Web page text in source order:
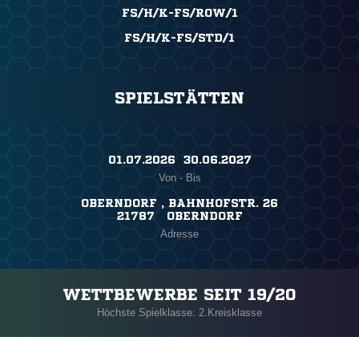
FS/H/K-FS/ROW/1
FS/H/K-FS/STD/1
SPIELSTÄTTEN
01.07.2026 ​ 30.06.2027
Von - Bis
OBERNDORF , BAHNHOFSTR. 26
21787 OBERNDORF
Adresse
WETTBEWERBE SEIT 19/20
Höchste Spielklasse: 2.Kreisklasse